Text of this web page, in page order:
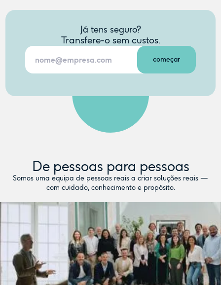
Já tens seguro?
Transfere-o sem custos.
De pessoas para pessoas
Somos uma equipa de pessoas reais a criar soluções reais —
com cuidado, conhecimento e propósito.